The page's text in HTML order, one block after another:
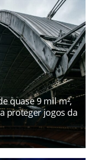
quase 9 mil m²,
proteger jogos da